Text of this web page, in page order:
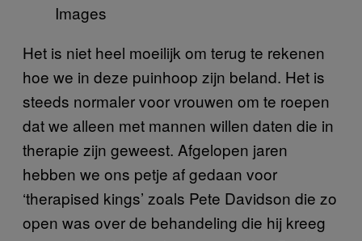
Images
Het is niet heel moeilijk om terug te rekenen
hoe we in deze puinhoop zijn beland. Het is
steeds normaler voor vrouwen om te roepen
dat we alleen met mannen willen daten die in
therapie zijn geweest. Afgelopen jaren
hebben we ons petje af gedaan voor
‘therapised kings’ zoals Pete Davidson die zo
open was over de behandeling die hij kreeg